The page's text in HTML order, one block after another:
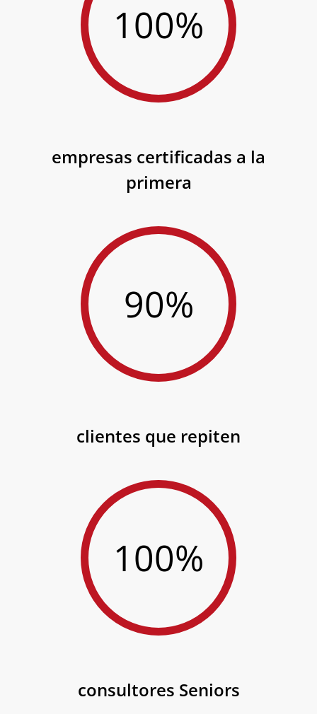
100%
empresas certificadas a la
primera
90%
clientes que repiten
100%
consultores Seniors